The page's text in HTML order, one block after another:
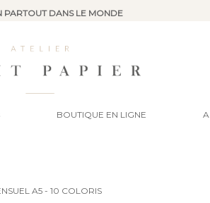
PARTOUT DANS LE MONDE
BOUTIQUE EN LIGNE
A5 - 10 COLORIS